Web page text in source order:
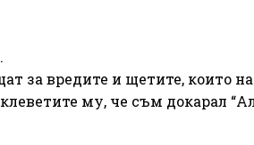
за вредите и щетите, които
му, че съм докарал